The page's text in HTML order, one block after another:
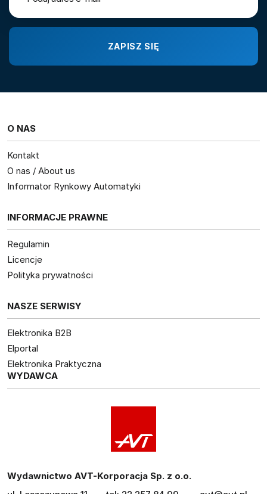
O NAS
Kontakt
O nas / About us
Informator Rynkowy Automatyki
INFORMACJE PRAWNE
Regulamin
Licencje
Polityka prywatności
NASZE SERWISY
Elektronika B2B
Elportal
Elektronika Praktyczna
WYDAWCA
Wydawnictwo AVT-Korporacja Sp. z o.o.